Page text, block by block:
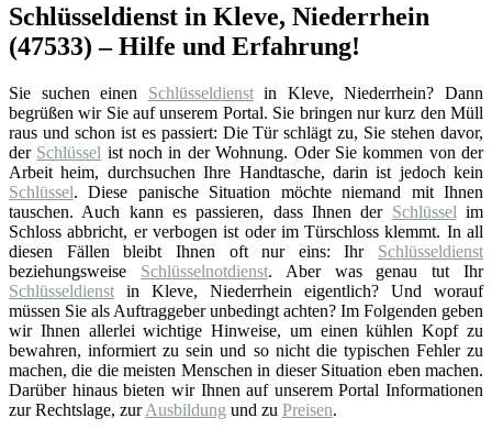
Schlüsseldienst in Kleve, Niederrhein
(47533) – Hilfe und Erfahrung!
Sie suchen einen Schlüsseldienstin Kleve, Niederrhein? Dann
begrüßen wir Sie auf unserem Portal. Sie bringen nur kurz den Müll
raus und schon ist es passiert: Die Tür schlägt zu, Sie stehen davor,
der Schlüssel ist noch in der Wohnung. Oder Sie kommen von der
Arbeit heim, durchsuchen Ihre Handtasche, darin ist jedoch kein
Schlüssel. Diese panische Situation möchte niemand mit Ihnen
tauschen. Auch kann es passieren, dass Ihnen der Schlüssel im
Schloss abbricht, er verbogen ist oder im Türschloss klemmt. In all
diesen Fällen bleibt Ihnen oft nur eins: Ihr Schlüsseldienst
beziehungsweise Schlüsselnotdienst. Aber was genau tut Ihr
Schlüsseldienst in Kleve, Niederrhein eigentlich? Und worauf
müssen Sie als Auftraggeber unbedingt achten? Im Folgenden geben
wir Ihnen allerlei wichtige Hinweise, um einen kühlen Kopf zu
bewahren, informiert zu sein und so nicht die typischen Fehler zu
machen, die die meisten Menschen in dieser Situation eben machen.
Darüber hinaus bieten wir Ihnen auf unserem Portal Informationen
zur Rechtslage, zurAusbildung und zu Preisen.